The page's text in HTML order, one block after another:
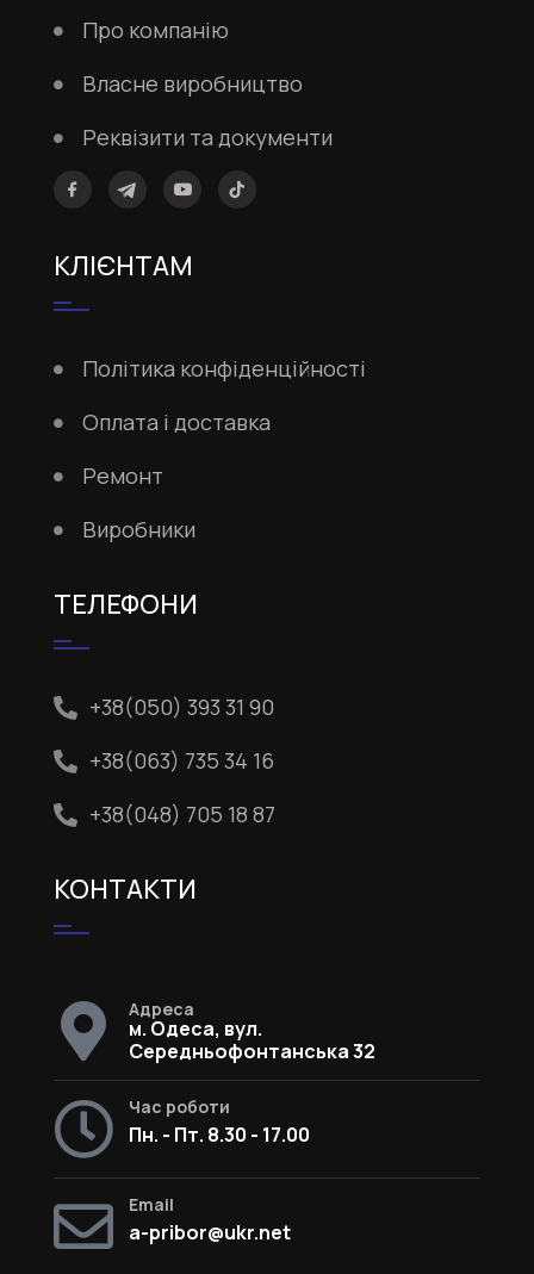
Про компанію
Власне виробництво
Реквізити та документи
КЛІЄНТАМ
Політика конфіденційності
Оплата і доставка
Ремонт
Виробники
ТЕЛЕФОНИ
+38(050) 393 31 90
+38(063) 735 34 16
+38(048) 705 18 87
КОНТАКТИ
Адреса
м. Одеса, вул.
Середньофонтанська 32
Час роботи
Пн. - Пт. 8.30 - 17.00
Email
a-pribor@ukr.net